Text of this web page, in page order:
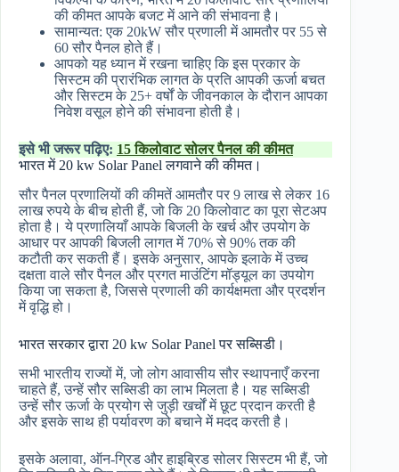
की कीमत आपके बजट में आने की संभावना है।
सामान्यत: एक 20kW सौर प्रणाली में आमतौर पर 55 से
60 सौर पैनल होते हैं।
आपको यह ध्यान में रखना चाहिए कि इस प्रकार के
सिस्टम की प्रारंभिक लागत के प्रति आपकी ऊर्जा बचत
और सिस्टम के 25+ वर्षों के जीवनकाल के दौरान आपका
निवेश वसूल होने की संभावना होती है।
इसे भी जरूर पढ़िए: 15 किलोवाट सोलर पैनल की कीमत
भारत में 20 kw Solar Panel लगवाने की कीमत।
सौर पैनल प्रणालियों की कीमतें आमतौर पर 9 लाख से लेकर 16
लाख रुपये के बीच होती हैं, जो कि 20 किलोवाट का पूरा सेटअप
होता है। ये प्रणालियाँ आपके बिजली के खर्च और उपयोग के
आधार पर आपकी बिजली लागत में 70% से 90% तक की
कटौती कर सकती हैं। इसके अनुसार, आपके इलाके में उच्च
दक्षता वाले सौर पैनल और प्रगत माउंटिंग मॉड्यूल का उपयोग
किया जा सकता है, जिससे प्रणाली की कार्यक्षमता और प्रदर्शन
में वृद्धि हो।
भारत सरकार द्वारा 20 kw Solar Panel पर सब्सिडी।
सभी भारतीय राज्यों में, जो लोग आवासीय सौर स्थापनाएँ करना
चाहते हैं, उन्हें सौर सब्सिडी का लाभ मिलता है। यह सब्सिडी
उन्हें सौर ऊर्जा के प्रयोग से जुड़ी खर्चों में छूट प्रदान करती है
और इसके साथ ही पर्यावरण को बचाने में मदद करती है।
इसके अलावा, ऑन-ग्रिड और हाइब्रिड सोलर सिस्टम भी हैं, जो